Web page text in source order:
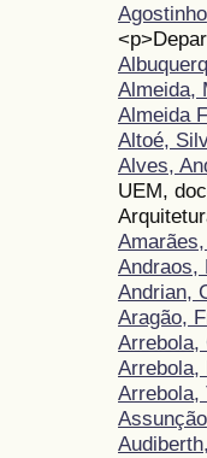
Almeida,
Almeida
Altoé,
Alves,
UEM,
Andraos,
Andrian,
Aragão,
Arrebola,
Arrebola,
Arrebola,